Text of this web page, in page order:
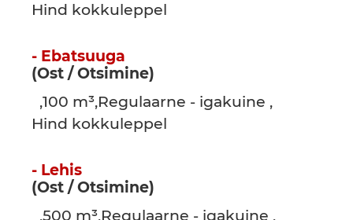
Hind kokkuleppel
- Ebatsuuga
(Ost / Otsimine)
,100 m³,Regulaarne - igakuine ,
Hind kokkuleppel
- Lehis
(Ost / Otsimine)
,500 m³,Regulaarne - igakuine ,